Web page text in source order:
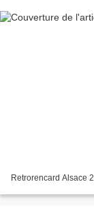
Retrorencard Alsace